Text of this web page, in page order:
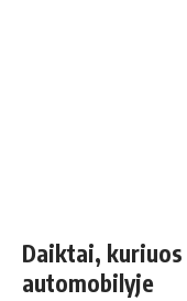
Daiktai,
automobilyje